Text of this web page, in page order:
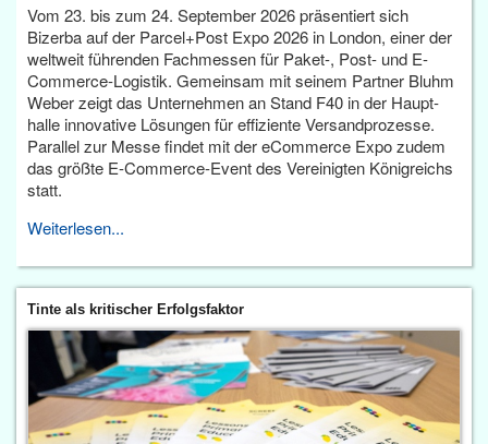
Vom 23. bis zum 24. September 2026 präsentiert sich
Bizerba auf der Parcel+Post Expo 2026 in London, einer der
weltweit führenden Fachmessen für Paket-, Post- und E-
Commerce-Logistik. Gemeinsam mit seinem Partner Bluhm
Weber zeigt das Unternehmen an Stand F40 in der Haupt­
halle innovative Lösungen für effiziente Versandprozesse.
Parallel zur Messe findet mit der eCommerce Expo zudem
das größte E-Commerce-Event des Vereinigten Königreichs
statt.
Weiterlesen...
Tinte als kritischer Erfolgsfaktor